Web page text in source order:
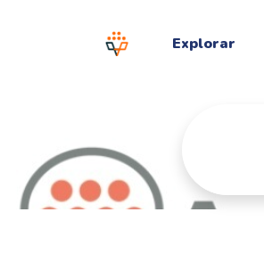
Explorar